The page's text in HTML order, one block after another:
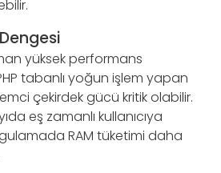
yüksek performans
tabanlı yoğun işlem yapan
çekirdek gücü kritik olabilir.
eş zamanlı kullanıcıya
RAM tüketimi daha